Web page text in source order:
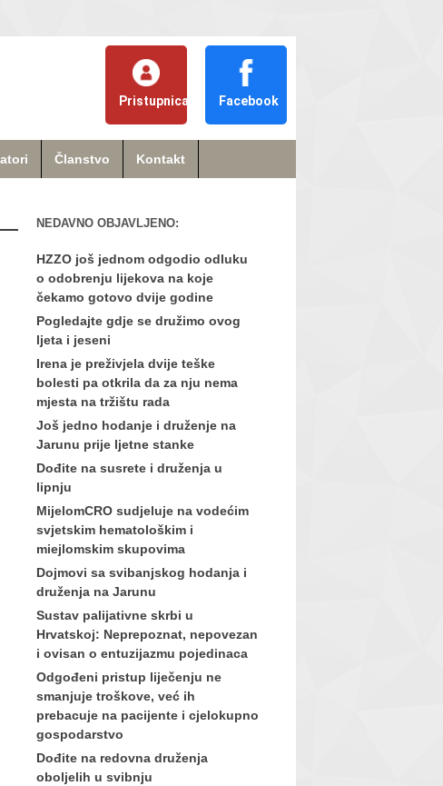
Pristupnica Facebook
Članstvo Kontakt
NEDAVNO OBJAVLJENO:
HZZO još jednom odgodio odluku
o odobrenju lijekova na koje
čekamo gotovo dvije godine
Pogledajte gdje se družimo ovog
ljeta i jeseni
Irena je preživjela dvije teške
bolesti pa otkrila da za nju nema
mjesta na tržištu rada
Još jedno hodanje i druženje na
Jarunu prije ljetne stanke
Dođite na susrete i druženja u
lipnju
MijelomCRO sudjeluje na vodećim
svjetskim hematološkim i
miejlomskim skupovima
Dojmovi sa svibanjskog hodanja i
druženja na Jarunu
Sustav palijativne skrbi u
Hrvatskoj: Neprepoznat, nepovezan
i ovisan o entuzijazmu pojedinaca
Odgođeni pristup liječenju ne
smanjuje troškove, već ih
prebacuje na pacijente i cjelokupno
gospodarstvo
Dođite na redovna druženja
oboljelih u svibnju